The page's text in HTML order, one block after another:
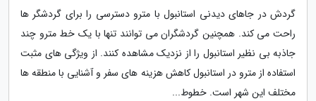
گردش در جاهای دیدنی استانبول با مترو دسترسی را برای گردشگر ها
راحت می کند. همچنین گردشگران می توانند تنها با یک خط مترو چند
جاذبه بی نظیر استانبول را از نزدیک مشاهده کنند. از ویژگی های مثبت
استفاده از مترو در استانبول کاهش هزینه های سفر و آشنایی با منطقه ها
مختلف این شهر است. خطوط...